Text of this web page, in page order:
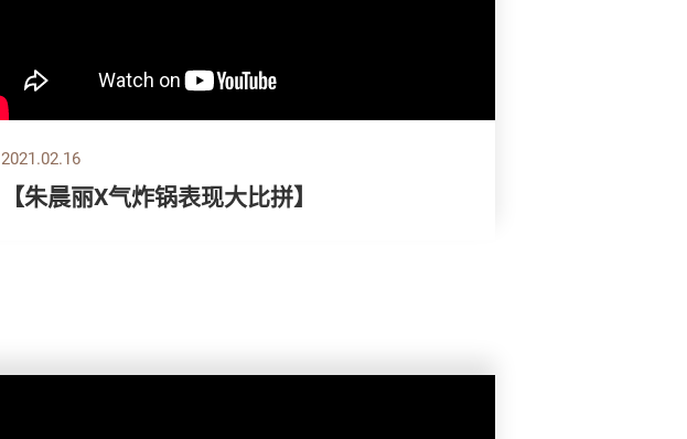
2021.02.16
【朱晨丽X气炸锅表现大比拼】